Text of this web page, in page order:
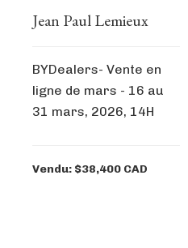
Jean Paul Lemieux
BYDealers- Vente en
ligne de mars - 16 au
31 mars, 2026, 14H
Vendu: $38,400 CAD